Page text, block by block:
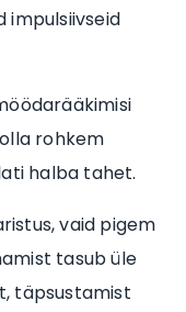
impulsiivseid
rohkem
halba tahet.
vaid pigem
tasub üle
täpsustamist